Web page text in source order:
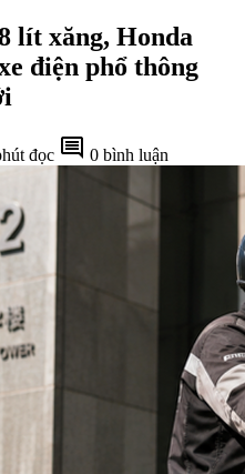
lít xăng, Honda
điện phổ thông
đọc comment 0 bình luận